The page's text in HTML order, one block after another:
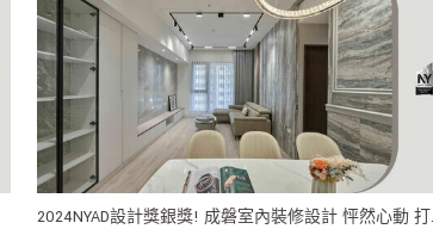
2024NYAD設計獎銀獎! 成磐室內裝修設計 怦然心動 打